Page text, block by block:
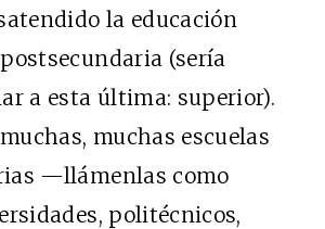
la educación
(sería
a esta última: superior).
muchas escuelas
—llámenlas como
politécnicos,